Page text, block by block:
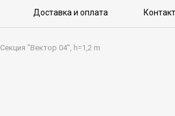
Доставка и оплата
Секция "Вектор 04", h=1,2 m